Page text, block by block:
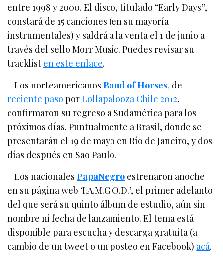
entre 1998 y 2000. El disco, titulado “Early Days”,
constará de 15 canciones (en su mayoría
instrumentales) y saldrá a la venta el 1 de junio a
través del sello Morr Music. Puedes revisar su
tracklist en este enlace.
– Los norteamericanosBand of Horses, de
reciente paso porLollapalooza Chile 2012,
confirmaron su regreso a Sudamérica para los
próximos días. Puntualmente a Brasil, donde se
presentarán el 19 de mayo en Río de Janeiro, y dos
días después en Sao Paulo.
– Los nacionalesPapaNegro estrenaron anoche
en su página web ‘I.A.M.G.O.D.’, el primer adelanto
del que será su quinto álbum de estudio, aún sin
nombre ni fecha de lanzamiento. El tema está
disponible para escucha y descarga gratuita (a
cambio de un tweet o un posteo en Facebook) acá.